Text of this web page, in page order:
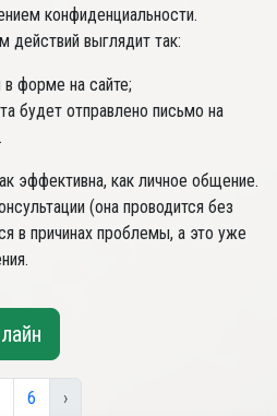
конфиденциальности.
действий выглядит так:
форме на сайте;
будет отправлено письмо на
эффективна, как личное общение.
(она проводится без
в причинах проблемы, а это уже
6 ›